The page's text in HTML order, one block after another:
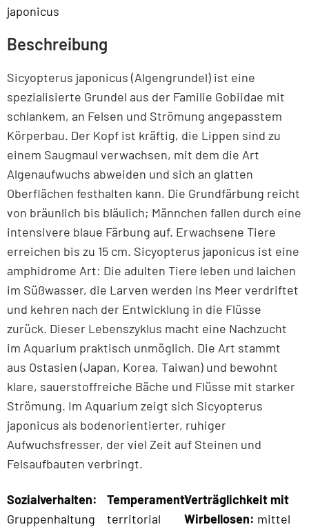
japonicus
Beschreibung
Sicyopterus japonicus (Algengrundel) ist eine
spezialisierte Grundel aus der Familie Gobiidae mit
schlankem, an Felsen und Strömung angepasstem
Körperbau. Der Kopf ist kräftig, die Lippen sind zu
einem Saugmaul verwachsen, mit dem die Art
Algenaufwuchs abweiden und sich an glatten
Oberflächen festhalten kann. Die Grundfärbung reicht
von bräunlich bis bläulich; Männchen fallen durch eine
intensivere blaue Färbung auf. Erwachsene Tiere
erreichen bis zu 15 cm. Sicyopterus japonicus ist eine
amphidrome Art: Die adulten Tiere leben und laichen
im Süßwasser, die Larven werden ins Meer verdriftet
und kehren nach der Entwicklung in die Flüsse
zurück. Dieser Lebenszyklus macht eine Nachzucht
im Aquarium praktisch unmöglich. Die Art stammt
aus Ostasien (Japan, Korea, Taiwan) und bewohnt
klare, sauerstoffreiche Bäche und Flüsse mit starker
Strömung. Im Aquarium zeigt sich Sicyopterus
japonicus als bodenorientierter, ruhiger
Aufwuchsfresser, der viel Zeit auf Steinen und
Felsaufbauten verbringt.
Sozialverhalten:
Gruppenhaltung
Temperament:
territorial
Verträglichkeit mit
Wirbellosen: mittel